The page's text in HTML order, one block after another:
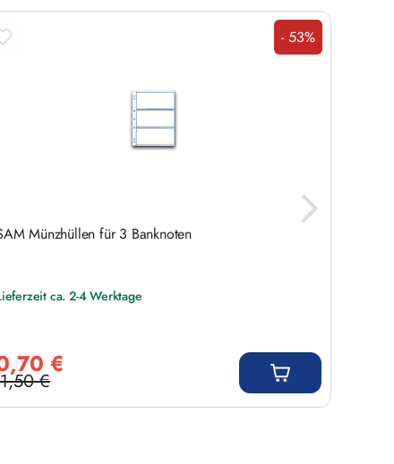
Rabatt
- 53%
Münzhüllen für 3 Banknoten
ca. 2-4 Werktage
€
Regulärer Preis:
1,50 €